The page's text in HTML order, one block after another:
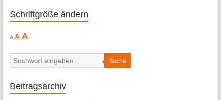
Schriftgröße ändern
A
Decrease
font
A Reset
size.
AIncrease
size.
Suche
Beitragsarchiv